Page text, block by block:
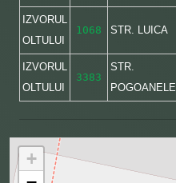
IZVORUL
OLTULUI
1068 STR. LUICA
IZVORUL
OLTULUI
3383
STR.
POGOANELE
+